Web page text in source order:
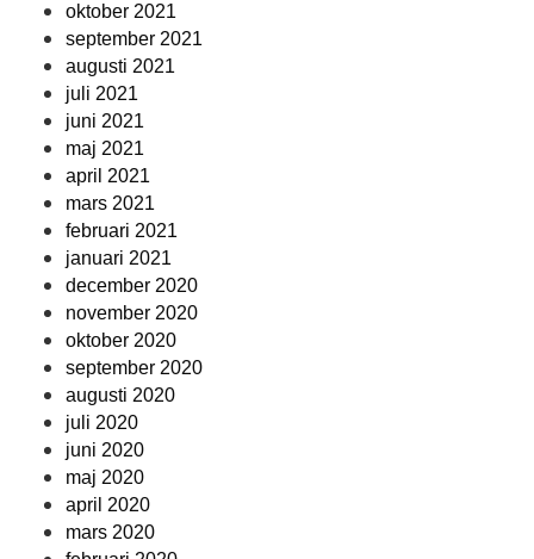
oktober 2021
september 2021
augusti 2021
juli 2021
juni 2021
maj 2021
april 2021
mars 2021
februari 2021
januari 2021
december 2020
november 2020
oktober 2020
september 2020
augusti 2020
juli 2020
juni 2020
maj 2020
april 2020
mars 2020